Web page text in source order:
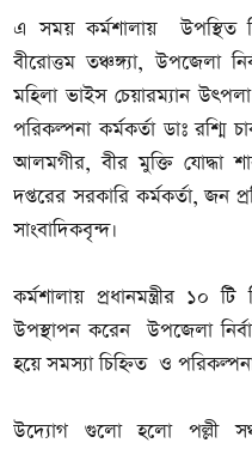
এ সময় কর্মশালায় উপস্থিত
বীরোত্তম তঞ্চঙ্গ্যা, উপজেলা
মহিলা ভাইস চেয়ারম্যান
পরিকল্পনা কর্মকর্তা ডাঃ রশ্মি
আলমগীর, বীর মুক্তি যোদ্ধা
দপ্তরের সরকারি কর্মকর্তা, জন
সাংবাদিকবৃন্দ।
কর্মশালায় প্রধানমন্ত্রীর ১০
উপস্থাপন করেন উপজেলা
হয়ে সমস্যা চিহ্নিত ও
উদ্যোগ গুলো হলো পল্লী